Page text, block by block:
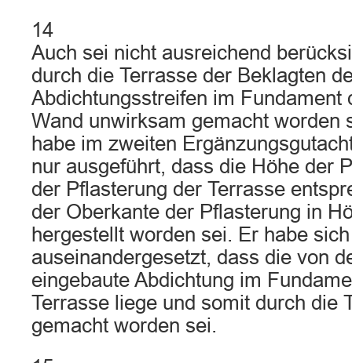
14
Auch sei nicht ausreichend
durch die Terrasse der Beklagten
Abdichtungsstreifen im Fundament
Wand unwirksam gemacht worden
habe im zweiten
nur ausgeführt, dass die Höhe der
der Pflasterung der Terrasse
der Oberkante der Pflasterung in
hergestellt worden sei. Er habe
auseinandergesetzt, dass die von
eingebaute Abdichtung im
Terrasse liege und somit durch die
gemacht worden sei.